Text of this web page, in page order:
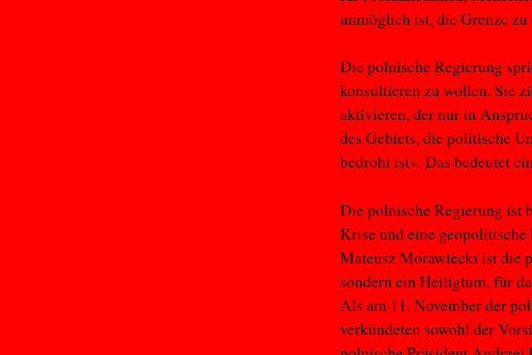
unmöglich ist, die Grenze zu
Die polnische Regierung
konsultieren zu wollen. Sie
aktivieren, der nur in
des Gebiets, die politische
bedroht ist«. Das bedeutet
Die polnische Regierung ist
Krise und eine
Mateusz Morawiecki ist die
sondern ein Heiligtum, für
Als am 11. November der
verkündeten sowohl der